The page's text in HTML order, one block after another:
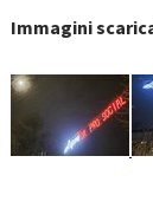
Immagini